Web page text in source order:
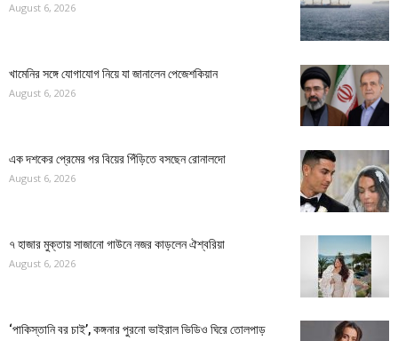
August 6, 2026
খামেনির সঙ্গে যোগাযোগ নিয়ে যা জানালেন পেজেশকিয়ান
August 6, 2026
এক দশকের প্রেমের পর বিয়ের পিঁড়িতে বসছেন রোনালদো
August 6, 2026
৭ হাজার মুক্তায় সাজানো গাউনে নজর কাড়লেন ঐশ্বরিয়া
August 6, 2026
‘পাকিস্তানি বর চাই’, কঙ্গনার পুরনো ভাইরাল ভিডিও ঘিরে তোলপাড়